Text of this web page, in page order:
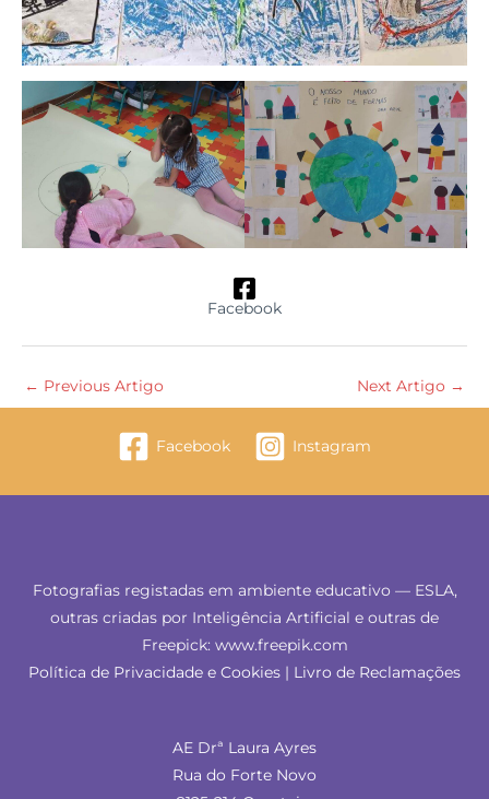
Facebook
← Previous Artigo Next Artigo →
Facebook Instagram
Fotografias registadas em ambiente educativo — ESLA,
outras criadas por Inteligência Artificial e outras de
Freepick: www.freepik.com
Política de Privacidade e Cookies | Livro de Reclamações
AE Drª Laura Ayres
Rua do Forte Novo